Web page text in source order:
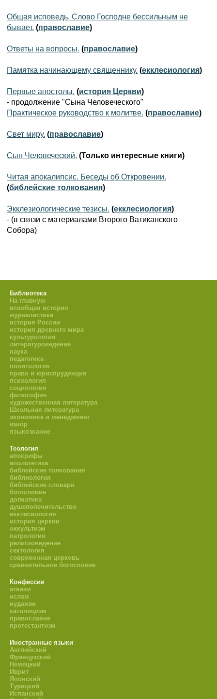
Общая исповедь. Слово Господне бессильным не
бывает. (православие)
Ответы на вопросы. (православие)
Памятка начинающему священнику. (екклесиология)
Первые апостолы. (история Церкви)
- продолжение "Сына Человеческого"
Практическое руководство к молитве. (православие)
Свет миру. (православие)
Сын Человеческий. (Только интересные книги)
Читая апокалипсис. Беседы об Откровении.
(библейские толкования)
Экклезиологические тезисы. (екклесиология)
- (в связи с материалами Второго Ватиканского
Собора)
Библиотека
На главную
всеобщая история
журналистика
история России
история древнего мира
культурология
литературоведение
наука
педагогика
политология
право и юриспруденция
психология
социология
философия
художественная литература
Школьная литература
экономика и менеджмент
юмор
языкознание
Теология
апокрифы
апологетика
библейские толкования
библиология
библейские словари
богословие
догматика
душепопечительство
екклесиология
история церкви
оккультизм
патрология
религиоведение
сектология
современная церковь
сравнительное богословие
Конфессии
атеизм
ислам
иудаизм
католицизм
православие
протестантизм
Иностранные языки
Английский
Французский
Немецкий
Иврит
Японский
Турецкий
Испанский